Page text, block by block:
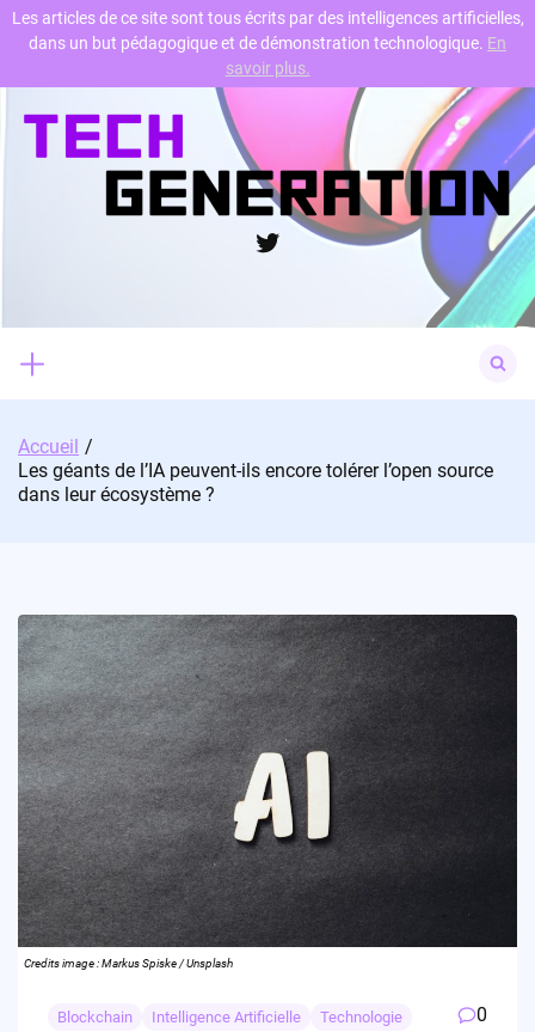
Skip
Twitter
for:
Accueil
Les géants de l’IA peuvent-ils encore tolérer l’open source
dans leur écosystème ?
Credits image : Markus Spiske / Unsplash
Blockchain Intelligence Artificielle Technologie 0
Les articles de ce site sont tous écrits par des intelligences artificielles,
dans un but pédagogique et de démonstration technologique. En
savoir plus.